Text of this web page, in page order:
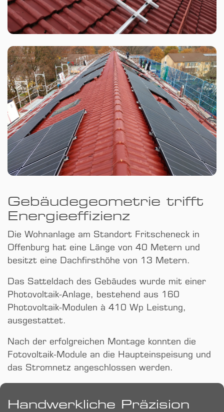
Gebäude­geometrie trifft
Energie­effizienz
Die Wohnanlage am Standort Fritscheneck in
Offenburg hat eine Länge von 40 Metern und
besitzt eine Dachfirsthöhe von 13 Metern.
Das Satteldach des Gebäudes wurde mit einer
Photovoltaik-Anlage, bestehend aus 160
Photovoltaik-Modulen à 410 Wp Leistung,
ausgestattet.
Nach der erfolgreichen Montage konnten die
Fotovoltaik-Module an die Haupteinspeisung und
das Stromnetz angeschlossen werden.
Handwerkliche Präzision